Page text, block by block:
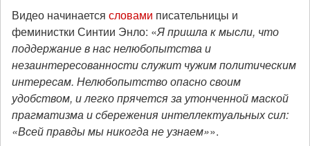
Видео начинается словами писательницы и
феминистки Синтии Энло: «Я пришла к мысли, что
поддержание в нас нелюбопытства и
незаинтересованности служит чужим политическим
интересам. Нелюбопытство опасно своим
удобством, и легко прячется за утонченной маской
прагматизма и сбережения интеллектуальных сил:
«Всей правды мы никогда не узнаем»».